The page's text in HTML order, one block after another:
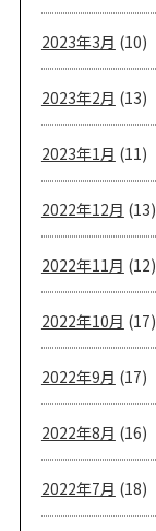
2023年3月 (10)
2023年2月 (13)
2023年1月 (11)
2022年12月 (13)
2022年11月 (12)
2022年10月 (17)
2022年9月 (17)
2022年8月 (16)
2022年7月 (18)